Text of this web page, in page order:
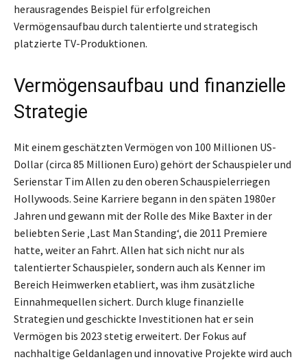
herausragendes Beispiel für erfolgreichen
Vermögensaufbau durch talentierte und strategisch
platzierte TV-Produktionen.
Vermögensaufbau und finanzielle
Strategie
Mit einem geschätzten Vermögen von 100 Millionen US-
Dollar (circa 85 Millionen Euro) gehört der Schauspieler und
Serienstar Tim Allen zu den oberen Schauspielerriegen
Hollywoods. Seine Karriere begann in den späten 1980er
Jahren und gewann mit der Rolle des Mike Baxter in der
beliebten Serie ‚Last Man Standing‘, die 2011 Premiere
hatte, weiter an Fahrt. Allen hat sich nicht nur als
talentierter Schauspieler, sondern auch als Kenner im
Bereich Heimwerken etabliert, was ihm zusätzliche
Einnahmequellen sichert. Durch kluge finanzielle
Strategien und geschickte Investitionen hat er sein
Vermögen bis 2023 stetig erweitert. Der Fokus auf
nachhaltige Geldanlagen und innovative Projekte wird auch